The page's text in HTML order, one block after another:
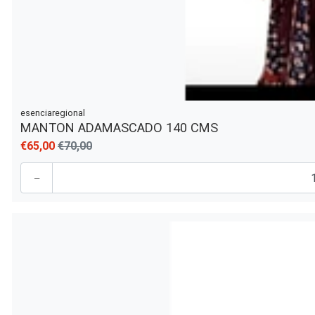
esenciaregional
MANTON ADAMASCADO 140 CMS
€65,00 €70,00
-